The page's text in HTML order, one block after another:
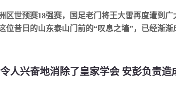
区世预赛18强赛，国足老门将王大雷再度遭到广
位昔日的山东泰山门前的“叹息之墙”，已经渐渐